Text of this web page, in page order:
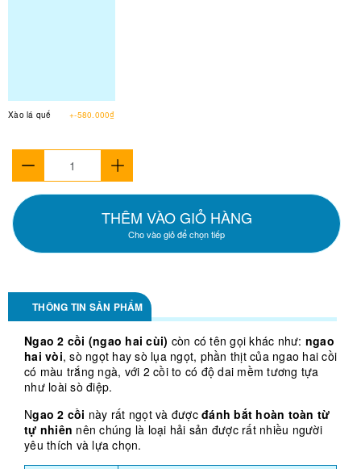
Xào lá quế +-580.000₫
THÊM VÀO GIỎ HÀNG
Cho vào giỏ để chọn tiếp
THÔNG TIN SẢN PHẨM
Ngao 2 cồi (ngao hai cùi) còn có tên gọi khác như: ngao
hai vòi, sò ngọt hay sò lụa ngọt, phần thịt của ngao hai cồi
có màu trắng ngà, với 2 cồi to có độ dai mềm tương tựa
như loài sò điệp.
Ngao 2 cồi này rất ngọt và được đánh bắt hoàn toàn từ
tự nhiên nên chúng là loại hải sản được rất nhiều người
yêu thích và lựa chọn.